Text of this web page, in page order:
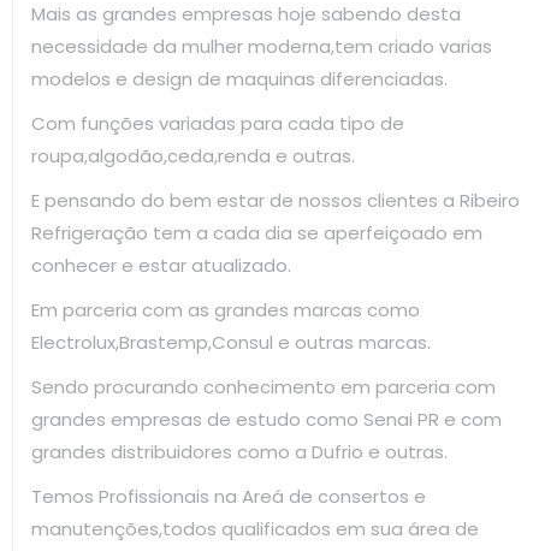
Mais as grandes empresas hoje sabendo desta
necessidade da mulher moderna,tem criado varias
modelos e design de maquinas diferenciadas.
Com funções variadas para cada tipo de
roupa,algodão,ceda,renda e outras.
E pensando do bem estar de nossos clientes a Ribeiro
Refrigeração tem a cada dia se aperfeiçoado em
conhecer e estar atualizado.
Em parceria com as grandes marcas como
Electrolux,Brastemp,Consul e outras marcas.
Sendo procurando conhecimento em parceria com
grandes empresas de estudo como Senai PR e com
grandes distribuidores como a Dufrio e outras.
Temos Profissionais na Areá de consertos e
manutenções,todos qualificados em sua área de